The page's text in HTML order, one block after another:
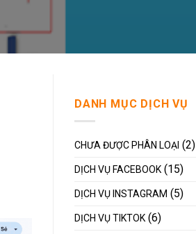
DANH MỤC DỊCH VỤ
CHƯA ĐƯỢC PHÂN LOẠI (2)
DỊCH VỤ FACEBOOK (15)
DỊCH VỤ INSTAGRAM (5)
DỊCH VỤ TIKTOK (6)